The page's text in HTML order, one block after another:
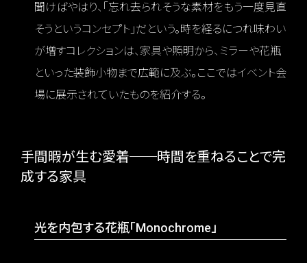
聞けばやはり、「忘れ去られそうな素材をもう一度見直
そうというコンセプト」だという。時を経るにつれ味わい
が増すコレクションは、家具や照明から、ミラーや花瓶
といった装飾小物まで広範に及ぶ。ここではイベント会
場に展示されていたものを紹介する。
手間暇が生む愛着──時間を重ねることで完
成する家具
光を内包する花瓶「Monochrome」